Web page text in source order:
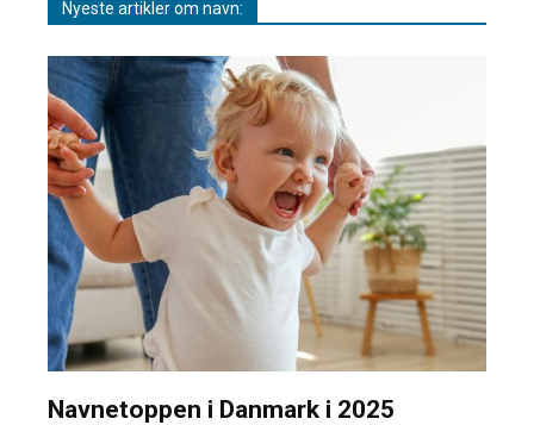
Nyeste artikler om navn:
Navnetoppen i Danmark i 2025